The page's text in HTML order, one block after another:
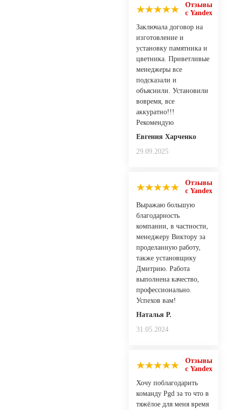
Отзывы
с Yandex
Заключала договор на
изготовление и
установку памятника и
цветника. Приветливые
менеджеры все
подсказали и
объяснили. Установили
вовремя, все
аккуратно!!!
Рекомендую
Евгения Харченко
29.09.2025
Отзывы
с Yandex
Выражаю большую
благодарность
компании, в частности,
менеджеру Виктору за
проделанную работу,
также установщику
Дмитрию. Работа
выполнена качество,
профессионально.
Успехов вам!
Наталья Р.
31.05.2024
Отзывы
с Yandex
Хочу поблагодарить
команду Pgd за то что в
тяжёлое для меня время